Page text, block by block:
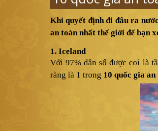
Khi quyết định đi đâu ra
an toàn nhất thế giới để bạn
1. Iceland
Với 97% dân số được coi là
ràng là 1 trong 10 quốc gia